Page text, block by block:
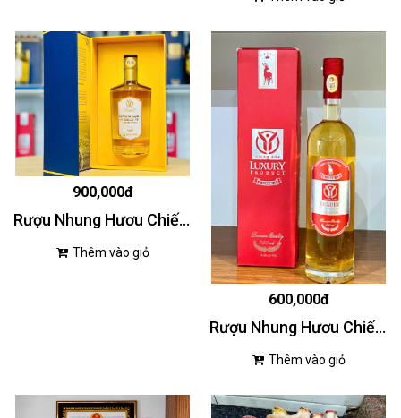
900,000đ
Rượu Nhung Hươu Chiến Sơn 750ml cao cấp
Thêm vào giỏ
600,000đ
Rượu Nhung Hươu Chiến Sơn 750ml (đỏ)
Thêm vào giỏ